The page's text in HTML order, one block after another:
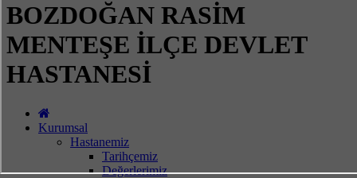
BOZDOĞAN RASİM
MENTEŞE İLÇE DEVLET
HASTANESİ
Kurumsal
Hastanemiz
Tarihçemiz
Değerlerimiz